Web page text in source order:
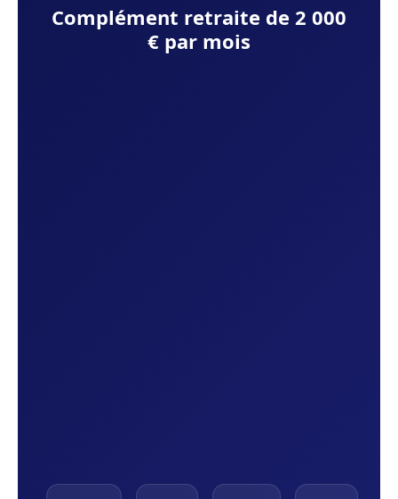
Complément retraite de 2 000
€ par mois